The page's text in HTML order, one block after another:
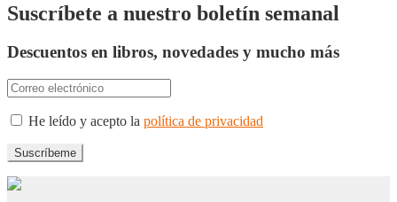
Suscríbete a nuestro boletín semanal
Descuentos en libros, novedades y mucho más
He leído y acepto la política de privacidad